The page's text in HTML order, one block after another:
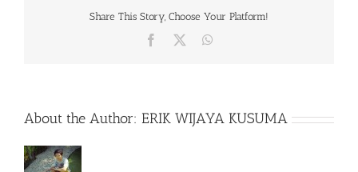
Share This Story, Choose Your Platform!
Facebook
About the Author: ERIK WIJAYA KUSUMA